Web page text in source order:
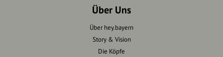
Über Uns
Über hey.bayern
Story & Vision
Die Köpfe